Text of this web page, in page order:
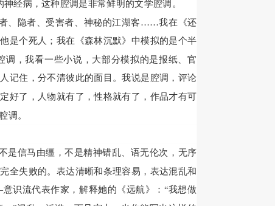
经病，这种腔调是非常鲜明的文学腔调。
、隐者、受害者、神秘的江湖客……我在《还
是个死人；我在《森林沉默》中模拟的是个半
，我看一些小说，大部分模拟的是报纸、官
记住，分不清彼此的面目。我说是腔调，评论
好了，人物就有了，性格就有了，作品才有可
调。
是信马由缰，不是精神错乱、语无伦次，无序
全失败的。表达清晰和条理容易，表达混乱和
识流代表作家，解释她的《远航》：“我想做